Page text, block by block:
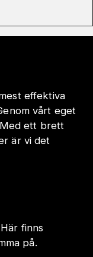
effektiva
vårt eget
ett brett
är vi det
finns
på.